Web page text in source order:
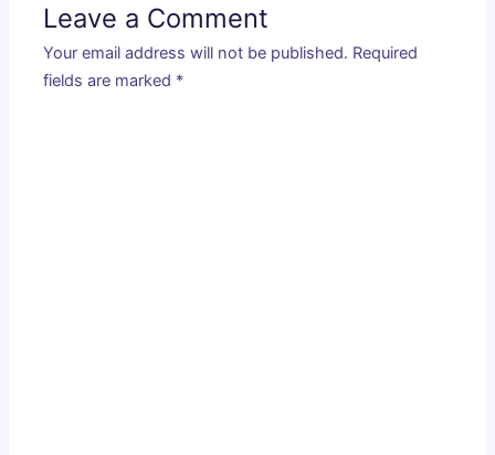
Leave a Comment
Your email address will not be published. Required
fields are marked *